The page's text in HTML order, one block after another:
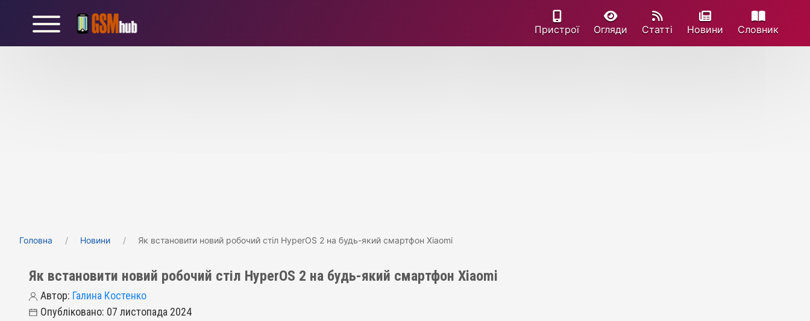
Пристрої Огляди Статті Новини Cловник
Головна Новини Як встановити новий робочий стіл HyperOS 2 на будь-який смартфон Xiaomi
Як встановити новий робочий стіл HyperOS 2 на будь-який смартфон Xiaomi
Автор: Галина Костенко
Опубліковано: 07 листопада 2024